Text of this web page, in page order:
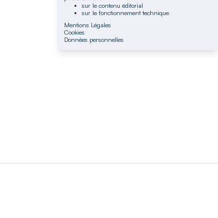
sur le contenu éditorial
sur le fonctionnement technique
Mentions Légales
Cookies
Données personnelles